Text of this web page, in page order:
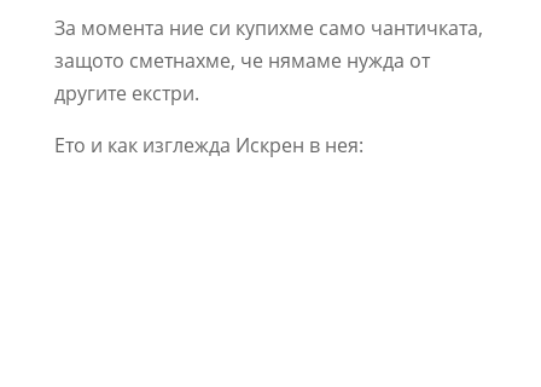
За момента ние си купихме само чантичката,
защото сметнахме, че нямаме нужда от
другите екстри.
Ето и как изглежда Искрен в нея: